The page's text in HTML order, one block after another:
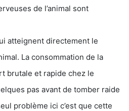
de l’animal sont
atteignent directement le
La consommation de la
brutale et rapide chez le
pas avant de tomber raide
problème ici c’est que cette